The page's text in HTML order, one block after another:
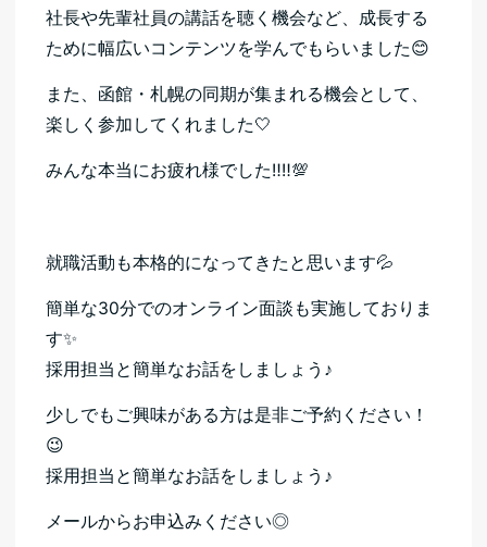
社長や先輩社員の講話を聴く機会など、成長する
ために幅広いコンテンツを学んでもらいました😊
また、函館・札幌の同期が集まれる機会として、
楽しく参加してくれました🤍
みんな本当にお疲れ様でした‼‼💯
就職活動も本格的になってきたと思います💦
簡単な30分でのオンライン面談も実施しておりま
す✨
採用担当と簡単なお話をしましょう♪
少しでもご興味がある方は是非ご予約ください！
😉
採用担当と簡単なお話をしましょう♪
メールからお申込みください◎